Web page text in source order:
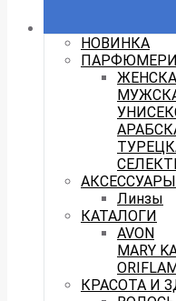
НОВИНКА
АКСЕССУАРЫ
Линзы
КАТАЛОГИ
AVON
MARY
КРАСОТА И